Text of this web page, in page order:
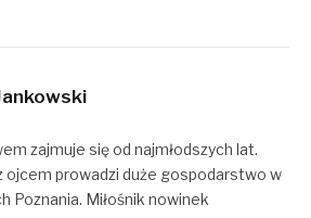
zajmuje się od najmłodszych lat.
ojcem prowadzi duże gospodarstwo w
Poznania. Miłośnik nowinek